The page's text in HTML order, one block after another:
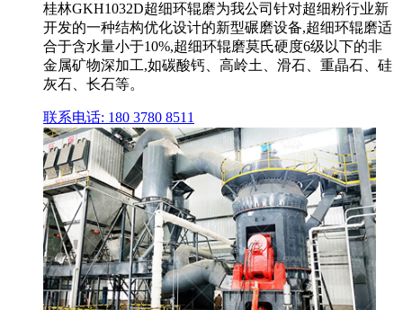
桂林GKH1032D超细环辊磨为我公司针对超细粉行业新
开发的一种结构优化设计的新型碾磨设备,超细环辊磨适
合于含水量小于10%,超细环辊磨莫氏硬度6级以下的非
金属矿物深加工,如碳酸钙、高岭土、滑石、重晶石、硅
灰石、长石等。
联系电话: 180 3780 8511